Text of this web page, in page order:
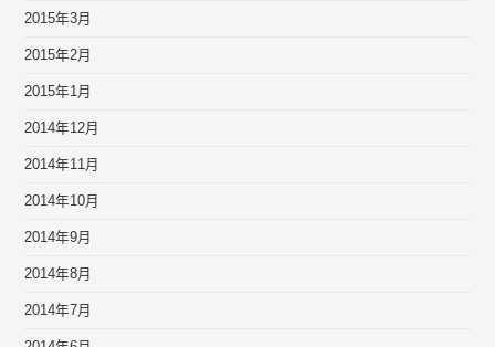
2015年3月
2015年2月
2015年1月
2014年12月
2014年11月
2014年10月
2014年9月
2014年8月
2014年7月